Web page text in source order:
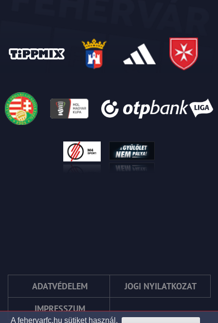
ADATVÉDELEM
JOGI NYILATKOZAT
IMPRESSZUM
A fehervarfc.hu sütiket használ.